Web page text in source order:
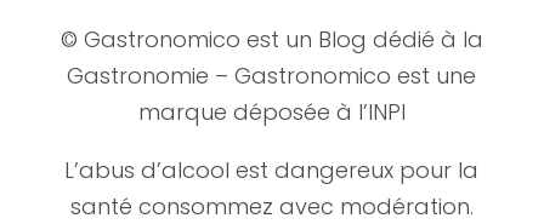
© Gastronomico est un Blog dédié à la
Gastronomie – Gastronomico est une
marque déposée à l’INPI
L’abus d’alcool est dangereux pour la
santé consommez avec modération.